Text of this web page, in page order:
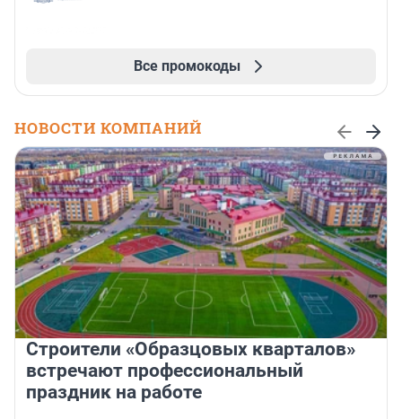
Все промокоды
НОВОСТИ КОМПАНИЙ
Строители «Образцовых кварталов»
встречают профессиональный
праздник на работе